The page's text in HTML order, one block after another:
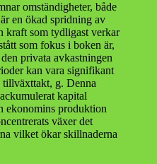
omständigheter, både
en ökad spridning av
kraft som tydligast verkar
som fokus i boken är,
privata avkastningen
kan vara signifikant
tillväxttakt, g. Denna
kapital
ekonomins produktion
växer det
vilket ökar skillnaderna